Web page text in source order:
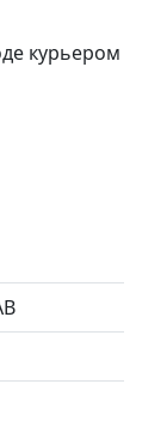
курьером